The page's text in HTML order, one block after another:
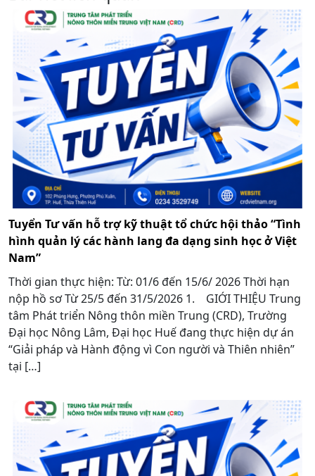
Tuyển Tư vấn hỗ trợ kỹ thuật tổ chức hội thảo “Tình
hình quản lý các hành lang đa dạng sinh học ở Việt
Nam”
Thời gian thực hiện: Từ: 01/6 đến 15/6/ 2026 Thời hạn
nộp hồ sơ Từ 25/5 đến 31/5/2026 1. GIỚI THIỆU Trung
tâm Phát triển Nông thôn miền Trung (CRD), Trường
Đại học Nông Lâm, Đại học Huế đang thực hiện dự án
“Giải pháp và Hành động vì Con người và Thiên nhiên”
tại […]